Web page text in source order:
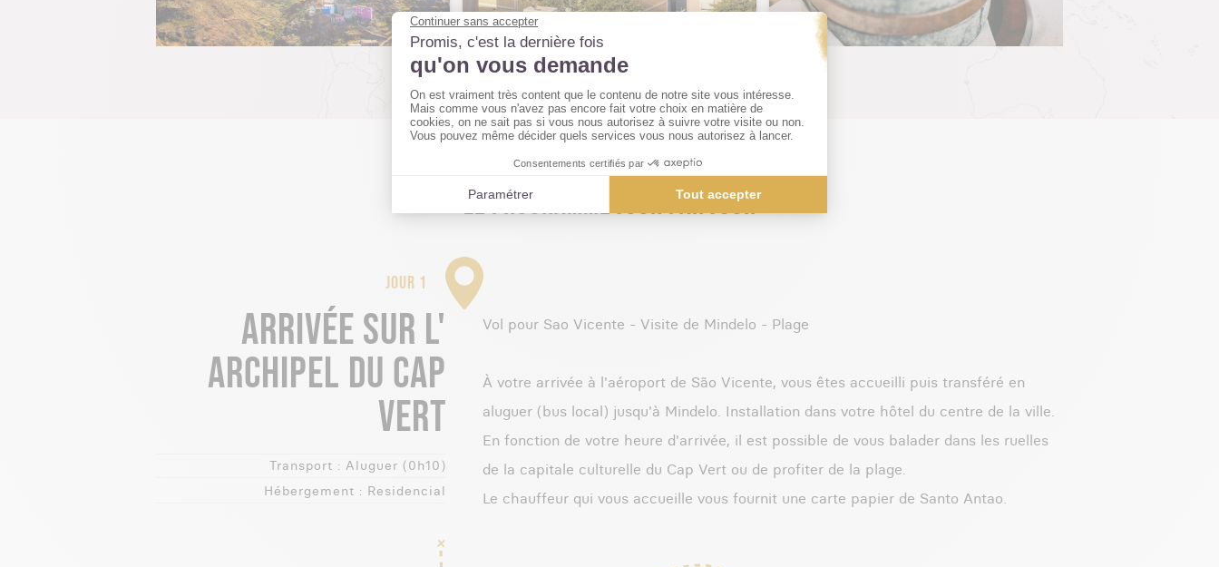
LE PROGRAMME JOUR PAR JOUR
JOUR 1
ARRIVÉE SUR L'
ARCHIPEL DU CAP
VERT
Transport : Aluguer (0h10)
Hébergement : Residencial
Vol pour Sao Vicente - Visite de Mindelo - Plage
À votre arrivée à l'aéroport de São Vicente, vous êtes accueilli puis transféré en
aluguer (bus local) jusqu'à Mindelo. Installation dans votre hôtel du centre de la ville.
En fonction de votre heure d'arrivée, il est possible de vous balader dans les ruelles
de la capitale culturelle du Cap Vert ou de profiter de la plage.
Le chauffeur qui vous accueille vous fournit une carte papier de Santo Antao.